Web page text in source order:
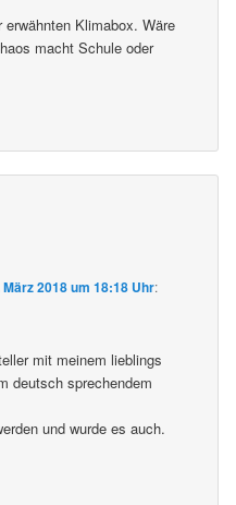
Klimabox. Wäre
macht Schule oder
März 2018 um 18:18 Uhr:
mit meinem lieblings
deutsch sprechendem
und wurde es auch.